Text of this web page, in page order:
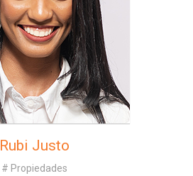
Rubi Justo
# Propiedades